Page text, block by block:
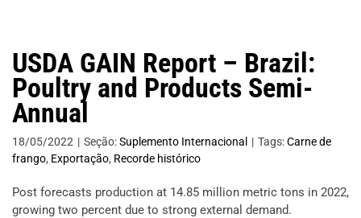
USDA GAIN Report – Brazil:
Poultry and Products Semi-
Annual
18/05/2022 | Seção:Suplemento Internacional | Tags:Carne de
frango, Exportação, Recorde histórico
Post forecasts production at 14.85 million metric tons in 2022,
growing two percent due to strong external demand.